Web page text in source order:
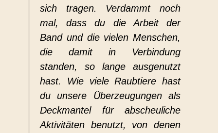
sich tragen. Verdammt noch
mal, dass du die Arbeit der
Band und die vielen Menschen,
die damit in Verbindung
standen, so lange ausgenutzt
hast. Wie viele Raubtiere hast
du unsere Überzeugungen als
Deckmantel für abscheuliche
Aktivitäten benutzt, von denen